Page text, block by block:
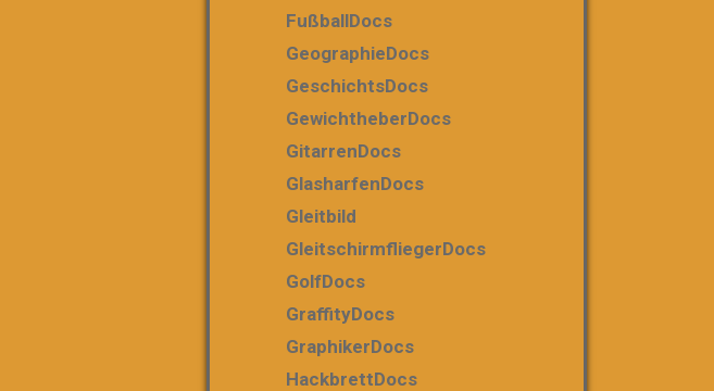
FußballDocs
GeographieDocs
GeschichtsDocs
GewichtheberDocs
GitarrenDocs
GlasharfenDocs
Gleitbild
GleitschirmfliegerDocs
GolfDocs
GraffityDocs
GraphikerDocs
HackbrettDocs